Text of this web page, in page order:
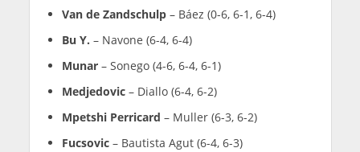
Van de Zandschulp– Báez (0-6, 6-1, 6-4)
Bu Y. – Navone (6-4, 6-4)
Munar– Sonego (4-6, 6-4, 6-1)
Medjedovic– Diallo (6-4, 6-2)
Mpetshi Perricard – Muller (6-3, 6-2)
Fucsovic– Bautista Agut (6-4, 6-3)